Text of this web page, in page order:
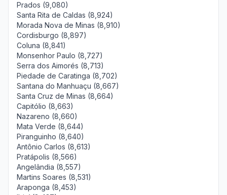
Prados (9,080)
Santa Rita de Caldas (8,924)
Morada Nova de Minas (8,910)
Cordisburgo (8,897)
Coluna (8,841)
Monsenhor Paulo (8,727)
Serra dos Aimorés (8,713)
Piedade de Caratinga (8,702)
Santana do Manhuaçu (8,667)
Santa Cruz de Minas (8,664)
Capitólio (8,663)
Nazareno (8,660)
Mata Verde (8,644)
Piranguinho (8,640)
Antônio Carlos (8,613)
Pratápolis (8,566)
Angelândia (8,557)
Martins Soares (8,531)
Araponga (8,453)